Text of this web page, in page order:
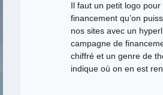
Il faut un petit logo
financement qu’on
nos sites avec un
campagne de
chiffré et un genre de
indique où on en est